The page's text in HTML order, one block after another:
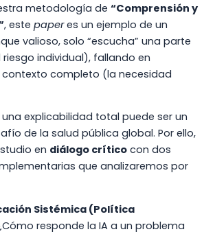
metodología de “Comprensión y
, este paperes un ejemplo de un
valioso, solo “escucha” una parte
individual), fallando en
contexto completo (la necesidad
una explicabilidad total puede ser un
de la salud pública global. Por ello,
en diálogo críticocon dos
que analizaremos por
Sistémica (Política
responde la IA a un problema